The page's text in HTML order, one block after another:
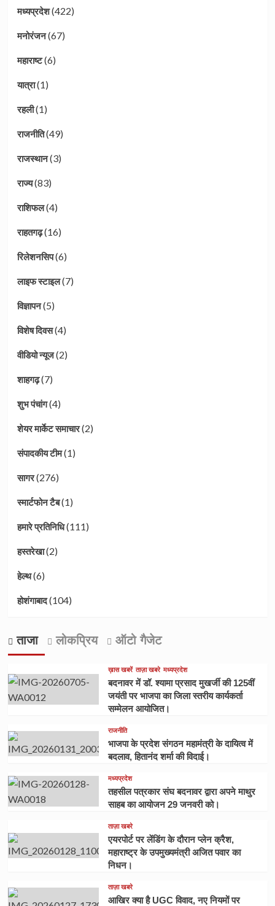
मध्यप्रदेश(422)
मनोरंजन(67)
महाराष्ट(6)
यात्रा(1)
रहली(1)
राजनीति(49)
राजस्थान(3)
राज्य(83)
राशिफल(4)
राहतगढ़(16)
रिलेशनसिप(6)
लाइफ स्टाइल(7)
विज्ञापन(5)
विशेष दिवस(4)
वीडियो न्यूज(2)
शाहगढ़(7)
शुभ पंचांग(4)
शेयर मार्केट समाचार(2)
संपादकीय टीम(1)
सागर(276)
स्मार्टफोन टैब(1)
हमारे प्रतिनिधि(111)
हस्तरेखा(2)
हेल्थ(6)
होशंगाबाद(104)
ताजा लोकप्रिय ऑटो गैजेट
ख़ास खबरें ताज़ा खबरे मध्यप्रदेश
बदनावर में डॉ. श्यामा प्रसाद मुखर्जी की 125वीं
जयंती पर भाजपा का जिला स्तरीय कार्यकर्ता
सम्मेलन आयोजित।
राजनीति
भाजपा के प्रदेश संगठन महामंत्री के दायित्व में
बदलाव, हितानंद शर्मा की विदाई।
मध्यप्रदेश
तहसील पत्रकार संघ बदनावर द्वारा अपने माथुर
साहब का आयोजन 29 जनवरी को।
ताज़ा खबरे
एयरपोर्ट पर लेंडिंग के दौरान प्लेन क्रैश,
महाराष्ट्र के उपमुख्यमंत्री अजित पवार का
निधन।
ताज़ा खबरे
आखिर क्या है UGC विवाद, नए नियमों पर